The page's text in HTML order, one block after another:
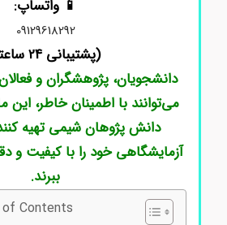
📱 واتساپ:
09129618292
(پشتیبانی 24 ساعته)
دانشجویان، پژوهشگران و فعالان
می‌توانند با اطمینان خاطر، این
دانش پژوهان شیمی تهیه کنند
آزمایشگاهی خود را با کیفیت و
ببرند.
of Contents